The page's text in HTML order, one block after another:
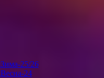
25/26
24